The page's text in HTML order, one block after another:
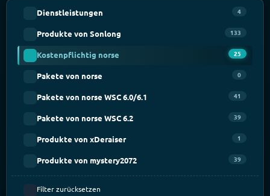
Dienstleistungen 4
Produkte von Sonlong 133
Kostenpflichtig norse 25
Pakete von norse 0
Pakete von norse WSC 6.0/6.1 41
Pakete von norse WSC 6.2 39
Produkte von xDeraiser 1
Produkte von mystery2072 39
Filter zurücksetzen